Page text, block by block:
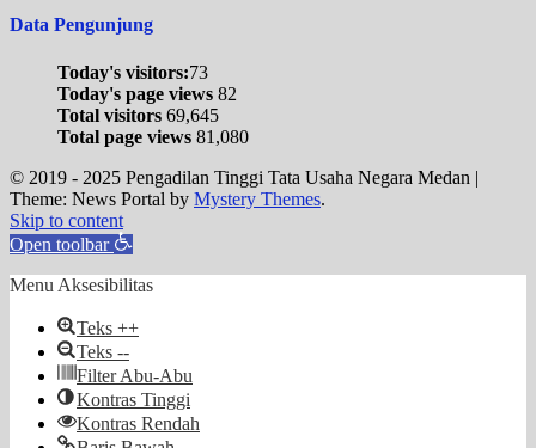
Data Pengunjung
Today's visitors:73
Today's page views 82
Total visitors 69,645
Total page views 81,080
© 2019 - 2025 Pengadilan Tinggi Tata Usaha Negara Medan |
Theme: News Portal by Mystery Themes.
Skip to content
Open toolbar
Menu Aksesibilitas
Teks ++
Teks --
Filter Abu-Abu
Kontras Tinggi
Kontras Rendah